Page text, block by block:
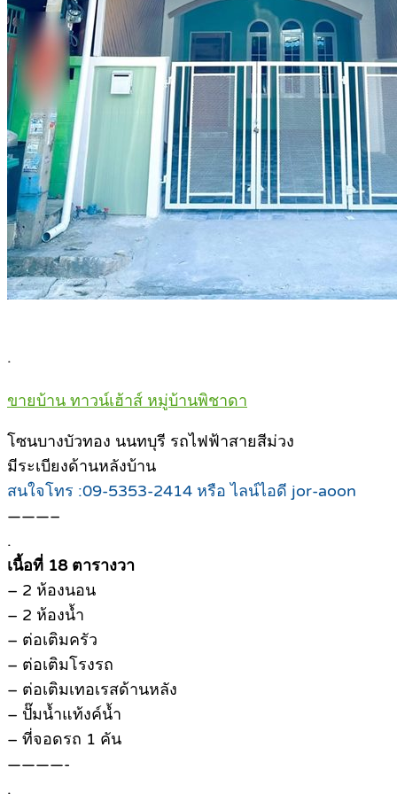
.
ขายบ้าน ทาวน์เฮ้าส์ หมู่บ้านพิชาดา
โซนบางบัวทอง นนทบุรี รถไฟฟ้าสายสีม่วง
มีระเบียงด้านหลังบ้าน
สนใจโทร :09-5353-2414 หรือ ไลน์ไอดี jor-aoon
———–
.
เนื้อที่ 18 ตารางวา
– 2 ห้องนอน
– 2 ห้องน้ำ
– ต่อเติมครัว
– ต่อเติมโรงรถ
– ต่อเติมเทอเรสด้านหลัง
– ปั๊มน้ำแท้งค์น้ำ
– ที่จอดรถ 1 คัน
————-
.